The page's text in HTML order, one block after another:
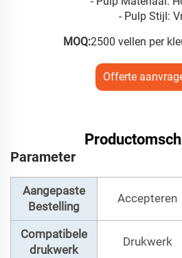
- Pulp Stijl:
MOQ:2500 vellen per
Offerte
Parameter
Aangepaste
Bestelling
Accepteren
Compatibele
drukwerk
Drukwerk